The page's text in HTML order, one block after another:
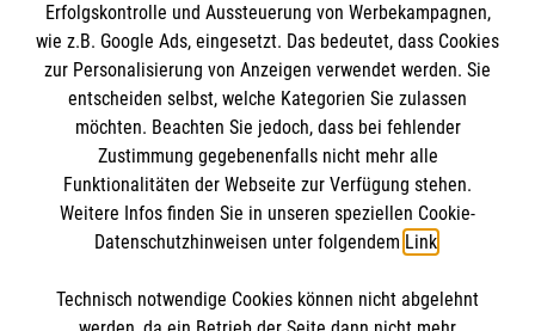
Impressum
Datenschutz
Barrierefreiheit
Kontakt
Die Malteser
Malteser in Deutschland
Malteserorden
Sharepoint
Spendenkonto
Erfolgskontrolle und Aussteuerung von Werbekampagnen,
wie z.B. Google Ads, eingesetzt. Das bedeutet, dass Cookies
zur Personalisierung von Anzeigen verwendet werden. Sie
entscheiden selbst, welche Kategorien Sie zulassen
möchten. Beachten Sie jedoch, dass bei fehlender
Zustimmung gegebenenfalls nicht mehr alle
Funktionalitäten der Webseite zur Verfügung stehen.
Weitere Infos finden Sie in unseren speziellen Cookie-
Datenschutzhinweisen unter folgendem Link.
Technisch notwendige Cookies können nicht abgelehnt